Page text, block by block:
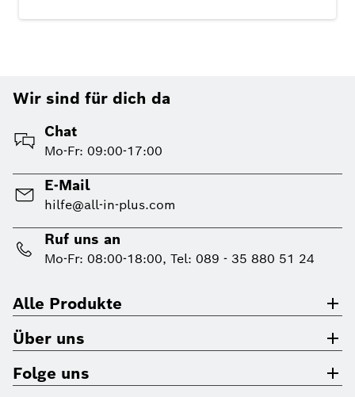
Wir sind für dich da
Chat
Mo-Fr: 09:00-17:00
E-Mail
hilfe@all-in-plus.com
Ruf uns an
Mo-Fr: 08:00-18:00, Tel: 089 - 35 880 51 24
Alle Produkte
Über uns
Folge uns